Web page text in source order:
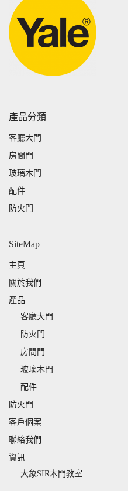
產品分類
客廳大門
房間門
玻璃木門
配件
防火門
SiteMap
主頁
關於我們
產品
客廳大門
防火門
房間門
玻璃木門
配件
防火門
客戶個案
聯絡我們
資訊
大象SIR木門教室